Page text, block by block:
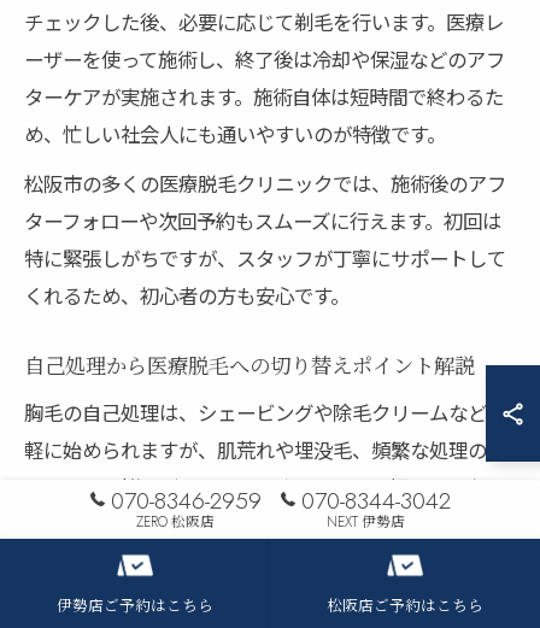
チェックした後、必要に応じて剃毛を行います。医療レ
ーザーを使って施術し、終了後は冷却や保湿などのアフ
ターケアが実施されます。施術自体は短時間で終わるた
め、忙しい社会人にも通いやすいのが特徴です。
松阪市の多くの医療脱毛クリニックでは、施術後のアフ
ターフォローや次回予約もスムーズに行えます。初回は
特に緊張しがちですが、スタッフが丁寧にサポートして
くれるため、初心者の方も安心です。
自己処理から医療脱毛への切り替えポイント解説
胸毛の自己処理は、シェービングや除毛クリームなど手
軽に始められますが、肌荒れや埋没毛、頻繁な処理の手
間といった悩みがつきものです。こうした煩わしさや肌
トラブルから解放されたい方には、医療脱毛への切り替
えがおすすめです。
医療脱毛は、自己処理に比べて長期的に毛の再生を抑
070-8346-2959
ZERO 松阪店
070-8344-3042
NEXT 伊勢店
伊勢店ご予約はこちら 松阪店ご予約はこちら